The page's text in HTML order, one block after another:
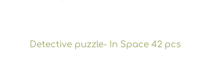
Detective puzzle- In Space 42 pcs